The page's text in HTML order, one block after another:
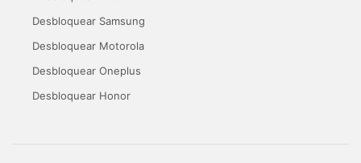
Desbloquear Samsung
Desbloquear Motorola
Desbloquear Oneplus
Desbloquear Honor